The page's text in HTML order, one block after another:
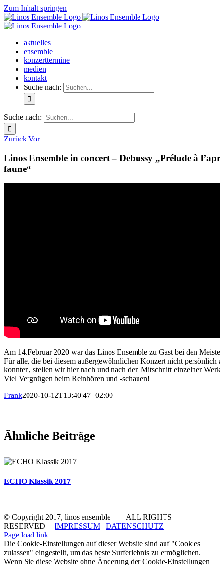
Zum Inhalt springen
aktuelles
ensemble
konzerttermine
medien
kontakt
Suche nach:
Suche nach:
Zurück Vor
Linos Ensemble in concert – Debussy „Prélude à
faune“
Am 14.Februar 2020 war das Linos Ensemble zu Gast bei den
Für alle, die bei diesem außergewöhnlichen Konzert nicht persönlich
konnten, stellen wir hier nach und nach den Mitschnitt einzelner
Viel Vergnügen beim Reinhören und -schauen!
Frank2020-10-12T13:40:47+02:00
Ähnliche Beiträge
ECHO Klassik 2017
© Copyright 2017, linos ensemble | ALL RIGHTS
RESERVED | IMPRESSUM | DATENSCHUTZ
Page load link
Die Cookie-Einstellungen auf dieser Website sind auf "Cookies
zulassen" eingestellt, um das beste Surferlebnis zu ermöglichen.
Wenn Sie diese Website ohne Änderung der Cookie-Einstellungen